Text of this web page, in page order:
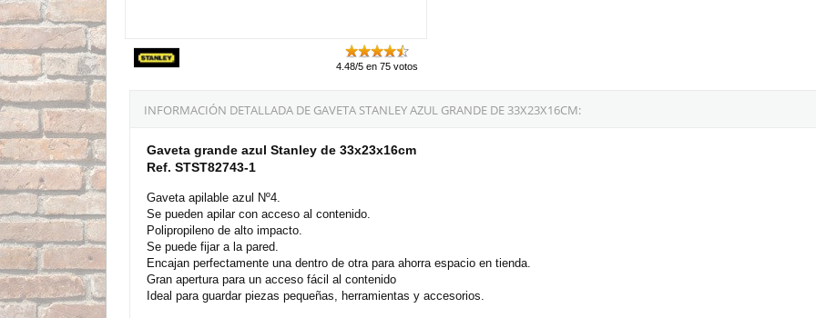
4.48/5 en 75 votos
INFORMACIÓN DETALLADA DE GAVETA STANLEY AZUL GRANDE DE 33X23X16CM:
Gaveta grande azul Stanley de 33x23x16cm
Ref. STST82743-1
Gaveta apilable azul Nº4.
Se pueden apilar con acceso al contenido.
Polipropileno de alto impacto.
Se puede fijar a la pared.
Encajan perfectamente una dentro de otra para ahorra espacio en tienda.
Gran apertura para un acceso fácil al contenido
Ideal para guardar piezas pequeñas, herramientas y accesorios.